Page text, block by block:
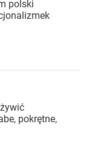
polski
pokrętne,